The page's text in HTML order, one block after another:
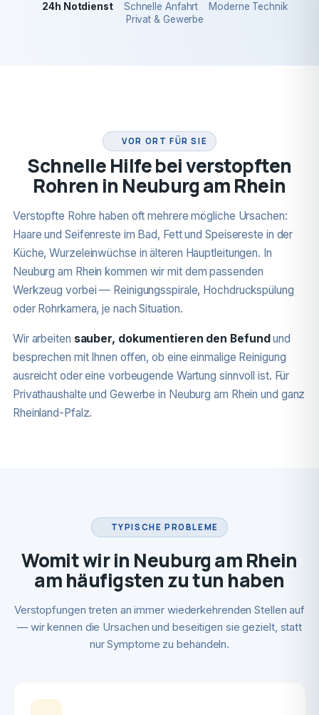
24h Notdienst Schnelle Anfahrt
Moderne Technik
Privat & Gewerbe
VOR ORT FÜR SIE
Schnelle Hilfe bei verstopften
Rohren in Neuburg am Rhein
Verstopfte Rohre haben oft mehrere mögliche Ursachen:
Haare und Seifenreste im Bad, Fett und Speisereste in der
Küche, Wurzeleinwüchse in älteren Hauptleitungen. In
Neuburg am Rhein kommen wir mit dem passenden
Werkzeug vorbei — Reinigungsspirale, Hochdruckspülung
oder Rohrkamera, je nach Situation.
Wir arbeiten sauber, dokumentieren den Befundund
besprechen mit Ihnen offen, ob eine einmalige Reinigung
ausreicht oder eine vorbeugende Wartung sinnvoll ist. Für
Privathaushalte und Gewerbe in Neuburg am Rhein und ganz
Rheinland-Pfalz.
TYPISCHE PROBLEME
Womit wir in Neuburg am Rhein
am häufigsten zu tun haben
Verstopfungen treten an immer wiederkehrenden Stellen auf
— wir kennen die Ursachen und beseitigen sie gezielt, statt
nur Symptome zu behandeln.